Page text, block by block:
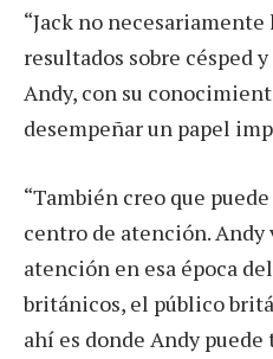
“Jack no
resultados sobre césped
Andy, con su
desempeñar un papel
“También creo que
centro de atención. Andy
atención en esa época
británicos, el público
ahí es donde Andy